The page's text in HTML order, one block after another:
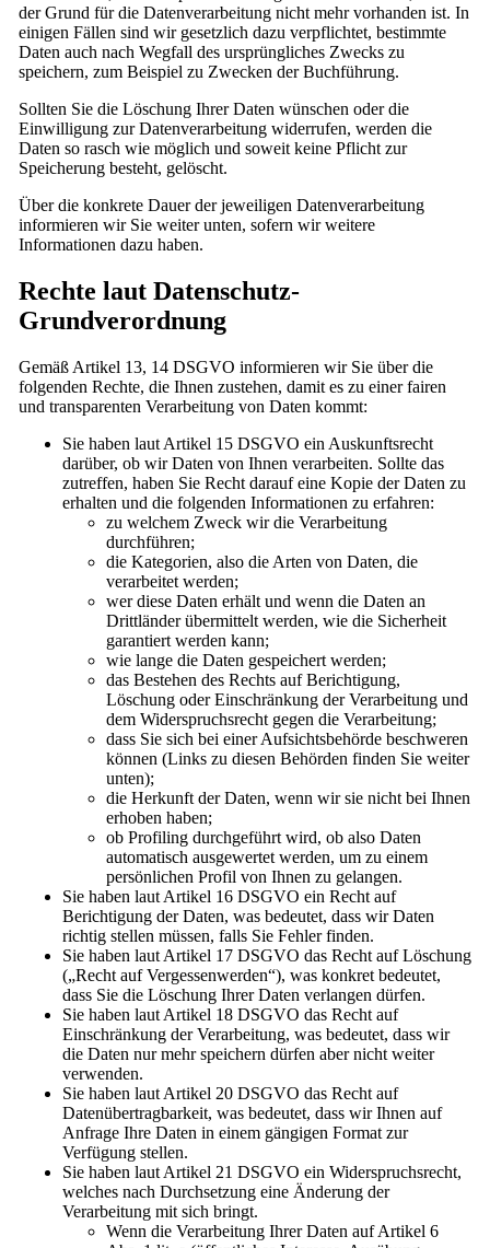
der Grund für die Datenverarbeitung nicht mehr vorhanden ist. In
einigen Fällen sind wir gesetzlich dazu verpflichtet, bestimmte
Daten auch nach Wegfall des ursprüngliches Zwecks zu
speichern, zum Beispiel zu Zwecken der Buchführung.
Sollten Sie die Löschung Ihrer Daten wünschen oder die
Einwilligung zur Datenverarbeitung widerrufen, werden die
Daten so rasch wie möglich und soweit keine Pflicht zur
Speicherung besteht, gelöscht.
Über die konkrete Dauer der jeweiligen Datenverarbeitung
informieren wir Sie weiter unten, sofern wir weitere
Informationen dazu haben.
Rechte laut Datenschutz-
Grundverordnung
Gemäß Artikel 13, 14 DSGVO informieren wir Sie über die
folgenden Rechte, die Ihnen zustehen, damit es zu einer fairen
und transparenten Verarbeitung von Daten kommt:
Sie haben laut Artikel 15 DSGVO ein Auskunftsrecht
darüber, ob wir Daten von Ihnen verarbeiten. Sollte das
zutreffen, haben Sie Recht darauf eine Kopie der Daten zu
erhalten und die folgenden Informationen zu erfahren:
zu welchem Zweck wir die Verarbeitung
durchführen;
die Kategorien, also die Arten von Daten, die
verarbeitet werden;
wer diese Daten erhält und wenn die Daten an
Drittländer übermittelt werden, wie die Sicherheit
garantiert werden kann;
wie lange die Daten gespeichert werden;
das Bestehen des Rechts auf Berichtigung,
Löschung oder Einschränkung der Verarbeitung und
dem Widerspruchsrecht gegen die Verarbeitung;
dass Sie sich bei einer Aufsichtsbehörde beschweren
können (Links zu diesen Behörden finden Sie weiter
unten);
die Herkunft der Daten, wenn wir sie nicht bei Ihnen
erhoben haben;
ob Profiling durchgeführt wird, ob also Daten
automatisch ausgewertet werden, um zu einem
persönlichen Profil von Ihnen zu gelangen.
Sie haben laut Artikel 16 DSGVO ein Recht auf
Berichtigung der Daten, was bedeutet, dass wir Daten
richtig stellen müssen, falls Sie Fehler finden.
Sie haben laut Artikel 17 DSGVO das Recht auf Löschung
(„Recht auf Vergessenwerden“), was konkret bedeutet,
dass Sie die Löschung Ihrer Daten verlangen dürfen.
Sie haben laut Artikel 18 DSGVO das Recht auf
Einschränkung der Verarbeitung, was bedeutet, dass wir
die Daten nur mehr speichern dürfen aber nicht weiter
verwenden.
Sie haben laut Artikel 20 DSGVO das Recht auf
Datenübertragbarkeit, was bedeutet, dass wir Ihnen auf
Anfrage Ihre Daten in einem gängigen Format zur
Verfügung stellen.
Sie haben laut Artikel 21 DSGVO ein Widerspruchsrecht,
welches nach Durchsetzung eine Änderung der
Verarbeitung mit sich bringt.
Wenn die Verarbeitung Ihrer Daten auf Artikel 6